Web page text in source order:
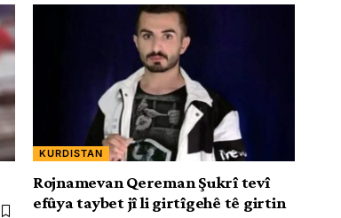
KURDISTAN
Rojnamevan Qereman Şukrî tevî
efûya taybet jî li girtîgehê tê girtin